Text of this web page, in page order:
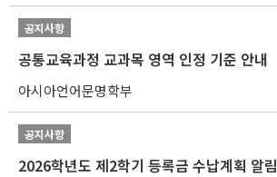
공지사항
공통교육과정 교과목 영역 인정 기준 안내
아시아언어문명학부
공지사항
2026학년도 제2학기 등록금 수납계획 알림